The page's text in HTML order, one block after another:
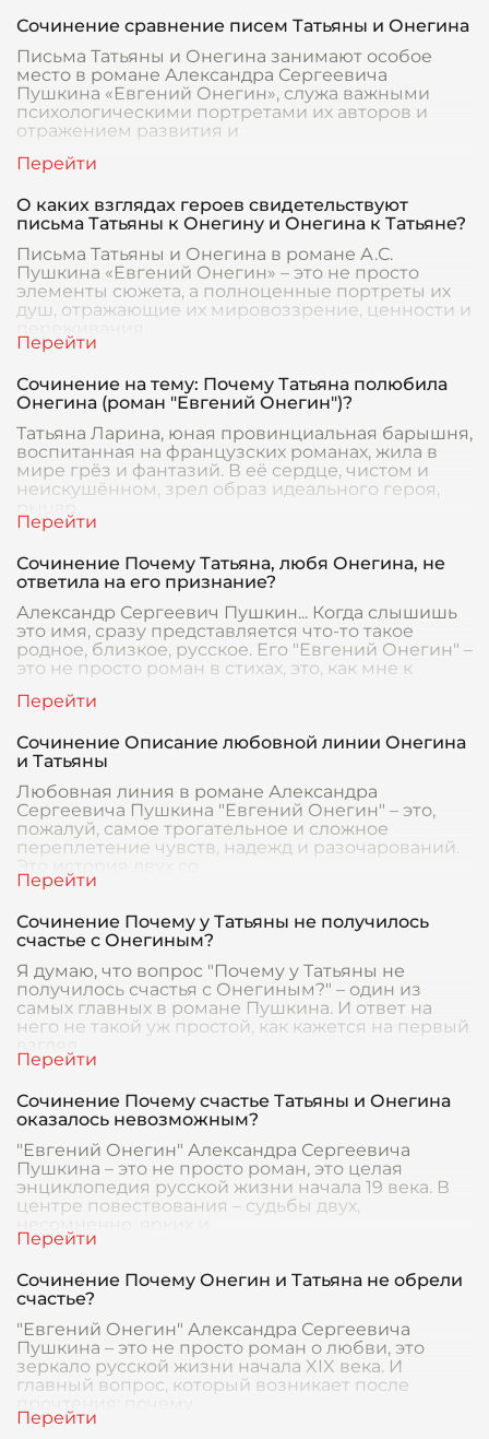
Сочинение сравнение писем Татьяны и Онегина
Письма Татьяны и Онегина занимают особое
место в романе Александра Сергеевича
Пушкина «Евгений Онегин», служа важными
психологическими портретами их авторов и
отражением развития и
О каких взглядах героев свидетельствуют
письма Татьяны к Онегину и Онегина к Татьяне?
Письма Татьяны и Онегина в романе А.С.
Пушкина «Евгений Онегин» – это не просто
элементы сюжета, а полноценные портреты их
душ, отражающие их мировоззрение, ценности и
Сочинение на тему: Почему Татьяна полюбила
Онегина (роман "Евгений Онегин")?
Татьяна Ларина, юная провинциальная барышня,
воспитанная на французских романах, жила в
мире грёз и фантазий. В её сердце, чистом и
неискушённом, зрел образ идеального героя,
Сочинение Почему Татьяна, любя Онегина, не
ответила на его признание?
Александр Сергеевич Пушкин... Когда слышишь
это имя, сразу представляется что-то такое
родное, близкое, русское. Его "Евгений Онегин" –
это не просто роман в стихах, это, как мне к
Сочинение Описание любовной линии Онегина
и Татьяны
Любовная линия в романе Александра
Сергеевича Пушкина "Евгений Онегин" – это,
пожалуй, самое трогательное и сложное
переплетение чувств, надежд и разочарований.
Это история двух со
Сочинение Почему у Татьяны не получилось
счастье с Онегиным?
Я думаю, что вопрос "Почему у Татьяны не
получилось счастья с Онегиным?" – один из
самых главных в романе Пушкина. И ответ на
него не такой уж простой, как кажется на первый
Сочинение Почему счастье Татьяны и Онегина
оказалось невозможным?
"Евгений Онегин" Александра Сергеевича
Пушкина – это не просто роман, это целая
энциклопедия русской жизни начала 19 века. В
центре повествования – судьбы двух,
Сочинение Почему Онегин и Татьяна не обрели
счастье?
"Евгений Онегин" Александра Сергеевича
Пушкина – это не просто роман о любви, это
зеркало русской жизни начала XIX века. И
главный вопрос, который возникает после